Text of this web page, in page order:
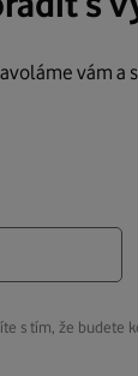
vám a
s tím, že budete